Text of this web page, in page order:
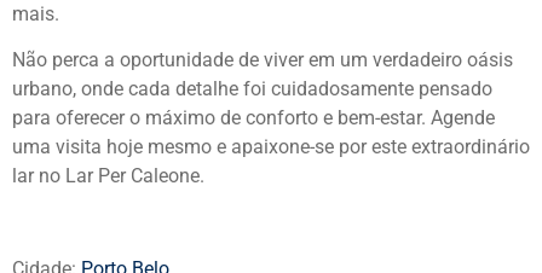
mais.
Não perca a oportunidade de viver em um verdadeiro oásis
urbano, onde cada detalhe foi cuidadosamente pensado
para oferecer o máximo de conforto e bem-estar. Agende
uma visita hoje mesmo e apaixone-se por este extraordinário
lar no Lar Per Caleone.